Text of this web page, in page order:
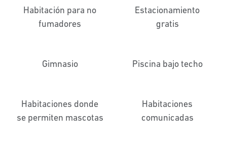
Habitación para no
fumadores
Estacionamiento
gratis
Gimnasio Piscina bajo techo
Habitaciones donde
se permiten mascotas
Habitaciones
comunicadas